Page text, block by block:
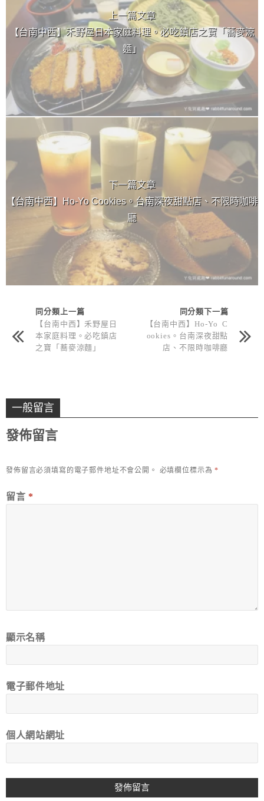
上一篇文章
【台南中西】禾野屋日本家庭料理。必吃鎮店之寶「蕎麥涼
麵」
下一篇文章
【台南中西】Ho-Yo Cookies。台南深夜甜點店、不限時咖啡
廳
同分類上一篇
【台南中西】禾野屋日
本家庭料理。必吃鎮店
之寶「蕎麥涼麵」
同分類下一篇
【台南中西】Ho-Yo C
ookies。台南深夜甜點
店、不限時咖啡廳
一般留言
發佈留言
發佈留言必須填寫的電子郵件地址不會公開。 必填欄位標示為*
留言 *
顯示名稱
電子郵件地址
個人網站網址